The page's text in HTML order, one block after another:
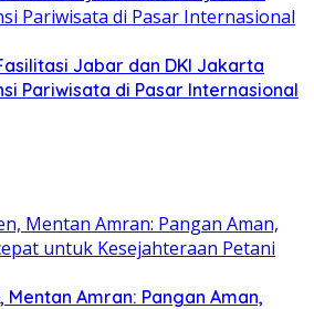
Jabar dan DKI Jakarta
Pariwisata di Pasar Internasional
Mentan Amran: Pangan Aman,